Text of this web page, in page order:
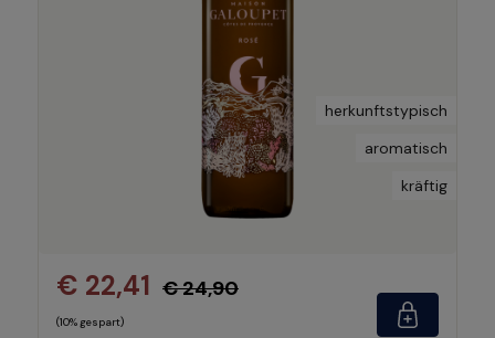
herkunftstypisch
aromatisch
kräftig
€ 22,41 € 24,90
(10% gespart)